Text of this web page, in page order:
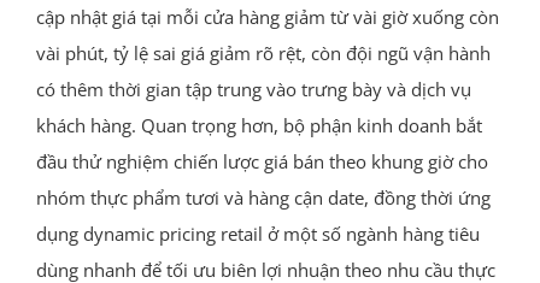
cập nhật giá tại mỗi cửa hàng giảm từ vài giờ xuống còn
vài phút, tỷ lệ sai giá giảm rõ rệt, còn đội ngũ vận hành
có thêm thời gian tập trung vào trưng bày và dịch vụ
khách hàng. Quan trọng hơn, bộ phận kinh doanh bắt
đầu thử nghiệm chiến lược giá bán theo khung giờ cho
nhóm thực phẩm tươi và hàng cận date, đồng thời ứng
dụng dynamic pricing retail ở một số ngành hàng tiêu
dùng nhanh để tối ưu biên lợi nhuận theo nhu cầu thực